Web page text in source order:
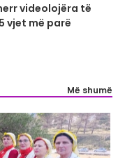
videolojëra të
vjet më parë
Më shumë